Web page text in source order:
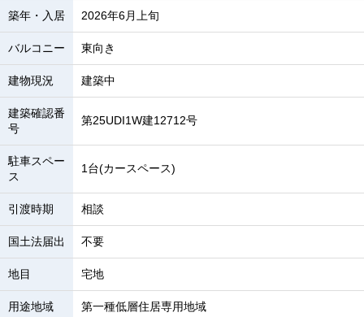
築年・入居 2026年6月上旬
バルコニー 東向き
建物現況 建築中
建築確認番
号
第25UDI1W建12712号
駐車スペー
ス
1台(カースペース)
引渡時期 相談
国土法届出 不要
地目 宅地
用途地域 第一種低層住居専用地域